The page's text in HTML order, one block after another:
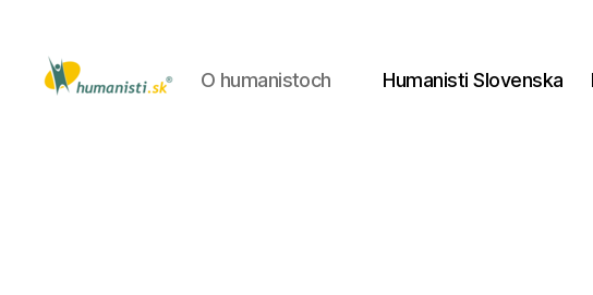
O humanistoch Humanisti Slovenska